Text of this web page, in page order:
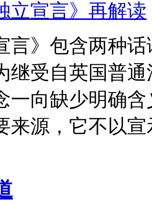
宣言》再解读
言》包含两种
继受自英国普
一向缺少明确
来源，它不以